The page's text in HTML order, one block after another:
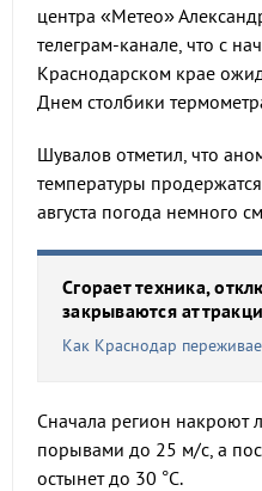
центра «Метео»
телеграм-канале, что с
Краснодарском крае
Днем столбики
Шувалов отметил, что
температуры
августа погода немного
Сгорает техника,
закрываются
Как Краснодар
Сначала регион накроют
порывами до 25 м/с, а
остынет до 30 °C.